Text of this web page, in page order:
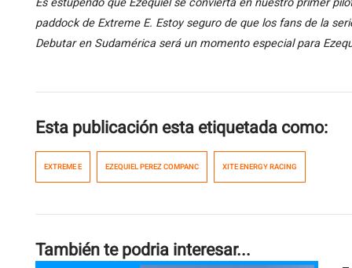
paddock de Extreme E. Estoy seguro de que los fans de la
Debutar en Sudamérica será un momento especial para
Esta publicación esta etiquetada como:
EXTREME E EZEQUIEL PEREZ COMPANC XITE ENERGY RACING
También te podria interesar...